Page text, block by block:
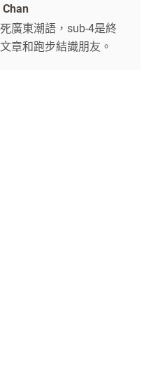
Chan
廣東潮語，sub-4是終
章和跑步結識朋友。